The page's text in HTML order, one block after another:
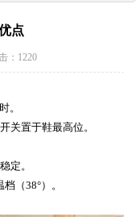
点
：1220
。
关置于鞋最高位。
定。
（38°）。